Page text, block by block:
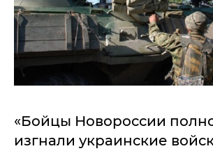
«Бойцы Новороссии
изгнали украинские